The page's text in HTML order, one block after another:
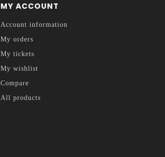
MY ACCOUNT
Account information
My orders
My tickets
My wishlist
Compare
All products